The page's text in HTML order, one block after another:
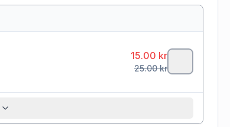
15.00 kr
25.00kr